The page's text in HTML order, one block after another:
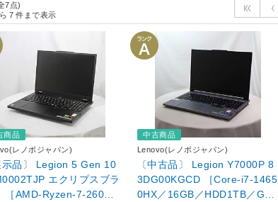
7点)
7 件まで表示
商品
レノボジャパン)
示品〕 Legion 5 Gen 10
エクリプスブラ
［AMD-Ryzen-7-260／2
中古商品
Lenovo(レノボジャパン)
〔中古品〕 Legion Y7000P 8
3DG00KGCD ［Core-i7-1465
0HX／16GB／HDD1TB／GeF